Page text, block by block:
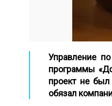
Управление
программы
проект не был
обязал